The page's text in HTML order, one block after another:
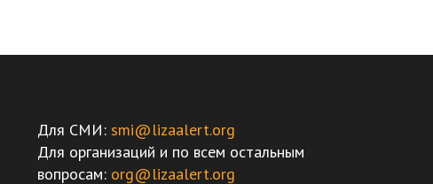
Для СМИ: smi@lizaalert.org
Для организаций и по всем остальным
вопросам: org@lizaalert.org